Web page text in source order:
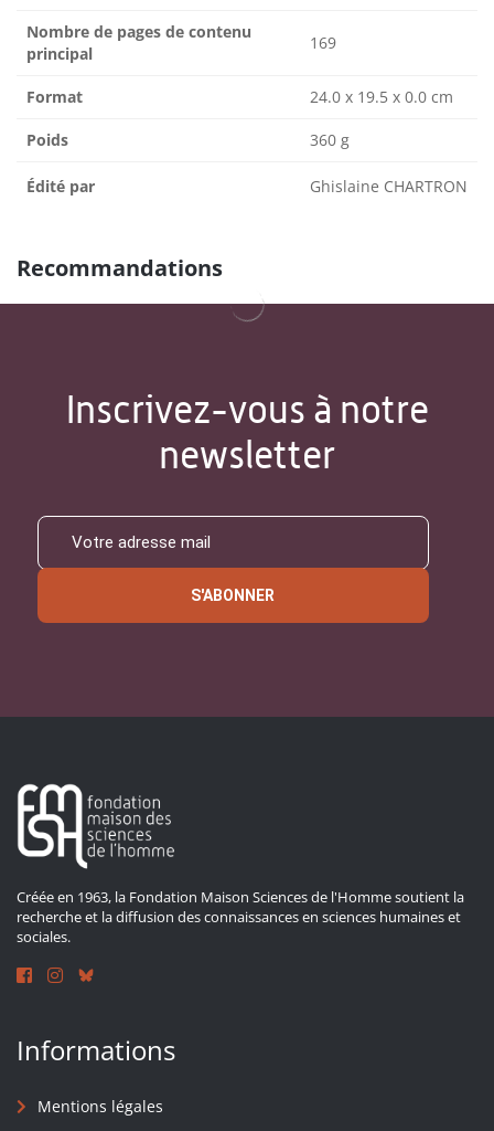
Nombre de pages de contenu
principal
169
Format 24.0 x 19.5 x 0.0 cm
Poids 360 g
Édité par Ghislaine CHARTRON
Recommandations
Inscrivez-vous à notre
newsletter
S'ABONNER
Créée en 1963, la Fondation Maison Sciences de l'Homme soutient la
recherche et la diffusion des connaissances en sciences humaines et
sociales.
Informations
Mentions légales